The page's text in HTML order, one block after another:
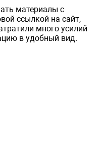
материалы с
ссылкой на сайт,
много усилий
в удобный вид.